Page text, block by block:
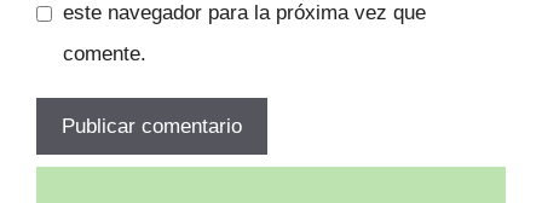
este navegador para la próxima vez que
comente.